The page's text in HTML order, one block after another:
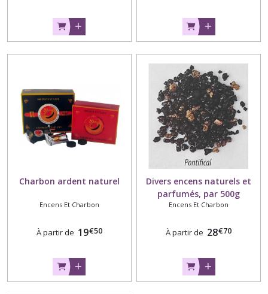
Charbon ardent naturel
Encens Et Charbon
À partir de 19€50
Divers encens naturels et
parfumés, par 500g
Encens Et Charbon
À partir de 28€70